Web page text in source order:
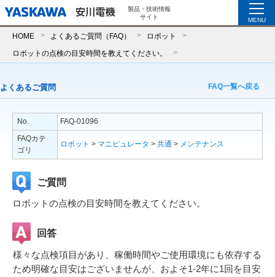
製品・技術情報
サイト
MENU
HOME よくあるご質問（FAQ） ロボット
ロボットの点検の目安時間を教えてください。
よくあるご質問 FAQ一覧へ戻る
No.
FAQ-01096
FAQカテ
ゴリ
ロボット > マニピュレータ > 共通 > メンテナンス
ご質問
ロボットの点検の目安時間を教えてください。
回答
様々な点検項目があり、稼働時間やご使用環境にも依存する
ため明確な目安はございませんが、およそ1-2年に1回を目安